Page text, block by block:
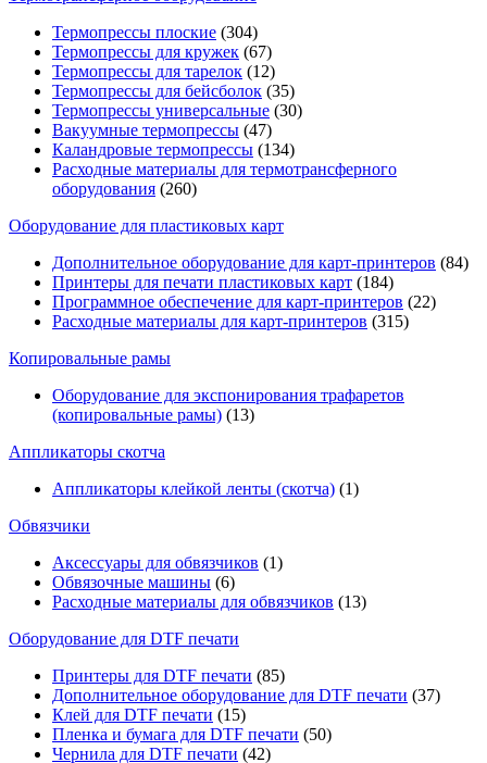
Термопрессы плоские (304)
Термопрессы для кружек (67)
Термопрессы для тарелок (12)
Термопрессы для бейсболок (35)
Термопрессы универсальные (30)
Вакуумные термопрессы (47)
Каландровые термопрессы (134)
Расходные материалы для термотрансферного
оборудования (260)
Оборудование для пластиковых карт
Дополнительное оборудование для карт-принтеров (84)
Принтеры для печати пластиковых карт (184)
Программное обеспечение для карт-принтеров (22)
Расходные материалы для карт-принтеров (315)
Копировальные рамы
Оборудование для экспонирования трафаретов
(копировальные рамы) (13)
Аппликаторы скотча
Аппликаторы клейкой ленты (скотча) (1)
Обвязчики
Аксессуары для обвязчиков (1)
Обвязочные машины (6)
Расходные материалы для обвязчиков (13)
Оборудование для DTF печати
Принтеры для DTF печати (85)
Дополнительное оборудование для DTF печати (37)
Клей для DTF печати (15)
Пленка и бумага для DTF печати (50)
Чернила для DTF печати (42)